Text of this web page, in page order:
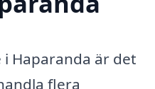
Haparanda är det
flera